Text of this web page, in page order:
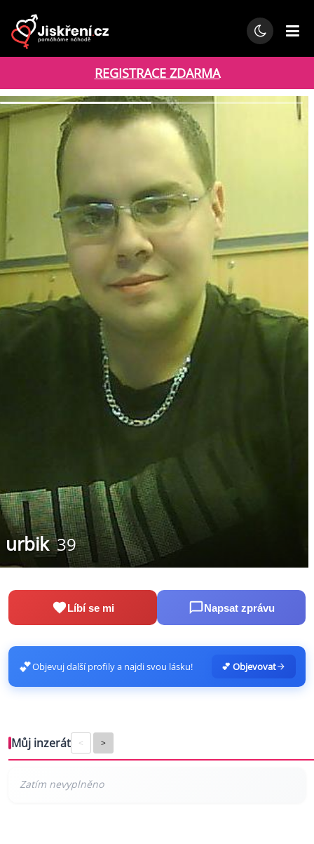
REGISTRACE ZDARMA
urbik 39
Líbí se mi Napsat zprávu
💕Objevuj další profily a najdi svou lásku! 💕 Objevovat
Můj inzerát < >